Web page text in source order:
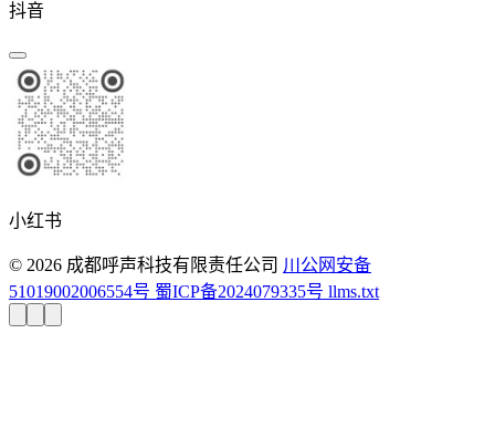
抖音
小红书
© 2026 成都呼声科技有限责任公司 川公网安备
51019002006554号 蜀ICP备2024079335号 llms.txt